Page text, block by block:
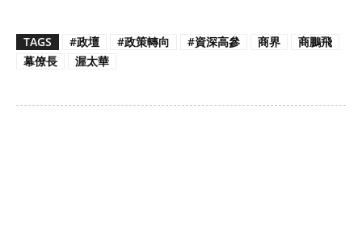
TAGS #政壇 #政策轉向 #資深高參 商界
商鵬飛
幕僚長
渥太華